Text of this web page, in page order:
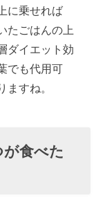
に乗せれば
たごはんの上
ダイエット効
でも代用可
すね。
食べた